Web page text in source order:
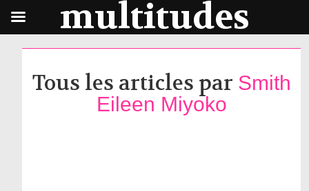
Tous les articles par Smith
Eileen Miyoko
multitudes